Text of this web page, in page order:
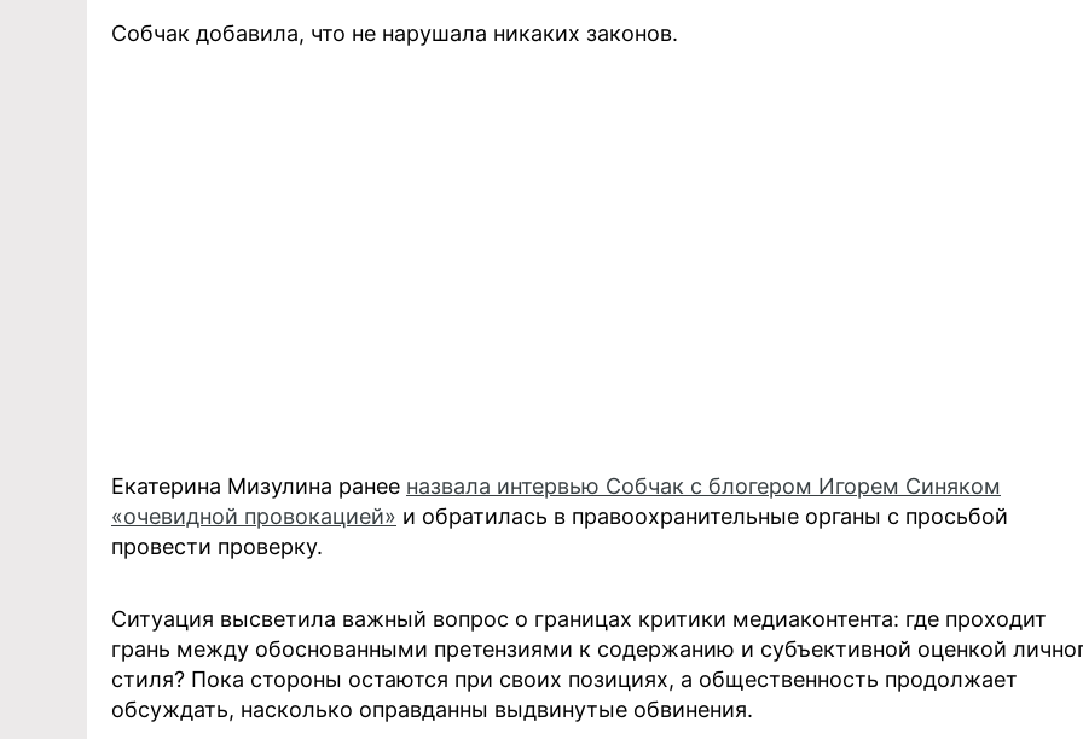
Собчак добавила, что не нарушала никаких законов.
Екатерина Мизулина ранее назвала интервью Собчак с блогером Игорем Синяком
«очевидной провокацией» и обратилась в правоохранительные органы с просьбой
провести проверку.
Ситуация высветила важный вопрос о границах критики медиаконтента: где проходит
грань между обоснованными претензиями к содержанию и субъективной оценкой
стиля? Пока стороны остаются при своих позициях, а общественность продолжает
обсуждать, насколько оправданны выдвинутые обвинения.